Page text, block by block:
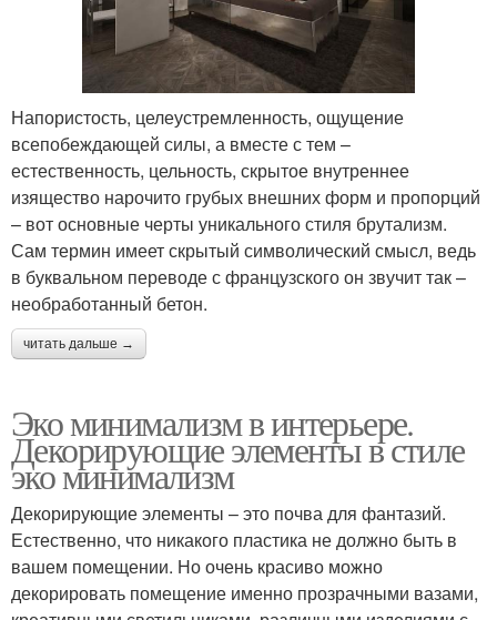
Напористость, целеустремленность, ощущение
всепобеждающей силы, а вместе с тем –
естественность, цельность, скрытое внутреннее
изящество нарочито грубых внешних форм и пропорций
– вот основные черты уникального стиля брутализм.
Сам термин имеет скрытый символический смысл, ведь
в буквальном переводе с французского он звучит так –
необработанный бетон.
читать дальше →
Эко минимализм в интерьере.
Декорирующие элементы в стиле
эко минимализм
Декорирующие элементы – это почва для фантазий.
Естественно, что никакого пластика не должно быть в
вашем помещении. Но очень красиво можно
декорировать помещение именно прозрачными вазами,